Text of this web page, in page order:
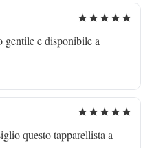
★★★★★
gentile e disponibile a
★★★★★
questo tapparellista a